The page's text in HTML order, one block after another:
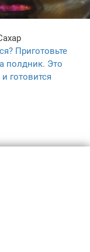
Приготовьте
полдник. Это
готовится